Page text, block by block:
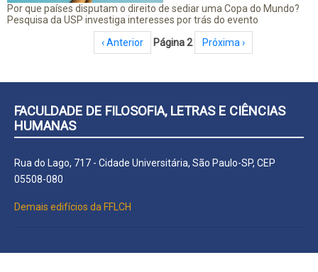
Por que países disputam o direito de sediar uma Copa do Mundo?
Pesquisa da USP investiga interesses por trás do evento
Página anterior
‹ Anterior Página 2 Próxima página
Próxima ›
FACULDADE DE FILOSOFIA, LETRAS E CIÊNCIAS
HUMANAS
Rua do Lago, 717 - Cidade Universitária, São Paulo-SP, CEP
05508-080
Demais edifícios da FFLCH